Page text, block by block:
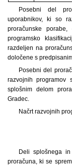
Posebni del
uporabnikov, ki so
proračunske
programsko
razdeljen na
določene s
Posebni del
razvojnih
splošnim delom
Gradec.
Načrt razvojnih
Deli splošnega
proračuna, ki se